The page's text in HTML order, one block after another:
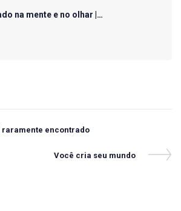
na mente e no olhar |…
raramente encontrado
Next
Você cria seu mundo